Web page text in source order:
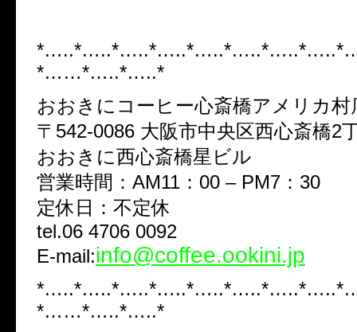
*……*…..*…..*
おおきにコーヒー心斎橋アメリカ村
〒542-0086 大阪市中央区西心斎橋2
おおきに西心斎橋星ビル
営業時間：AM11：00 – PM7：30
定休日：不定休
tel.06 4706 0092
E-mail:info@coffee.ookini.jp
*……*…..*…..*